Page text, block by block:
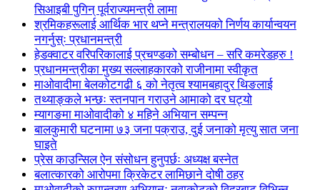
सिआइबी पुगिन् पूर्वराज्यमन्त्री लामा
श्रमिकहरूलाई आर्थिक भार थप्ने मन्त्रालयको निर्णय कार्यान्वयन
नगर्नुस्ः प्रधानमन्त्री
हेडक्वाटर वरिपरिकालाई प्रचण्डको सम्बोधन – सरि कमरेडहरु !
प्रधानमन्त्रीका मुख्य सल्लाहकारको राजीनामा स्वीकृत
माओवादीमा बेलकोटगढी ६ को नेतृत्व श्यामबहादुर थिङलाई
तथ्याङ्कले भन्छः स्तनपान गराउने आमाको दर घट्यो
म्यागङमा माओवादीको ४ महिने अभियान सम्पन्न
बालकुमारी घटनामा ७३ जना पक्राउ, दुई जनाको मृत्यु सात जना
घाइते
प्रेस काउन्सिल ऐन संसोधन हुनुपर्छः अध्यक्ष बस्नेत
बलात्कारको आरोपमा क्रिकेटर लामिछाने दोषी ठहर